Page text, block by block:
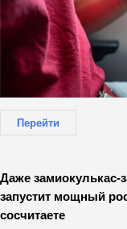
Перейти
Даже
запустит мощный
сосчитаете